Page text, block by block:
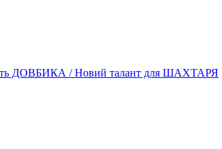
ДОВБИКА / Новий талант для ШАХТАРЯ